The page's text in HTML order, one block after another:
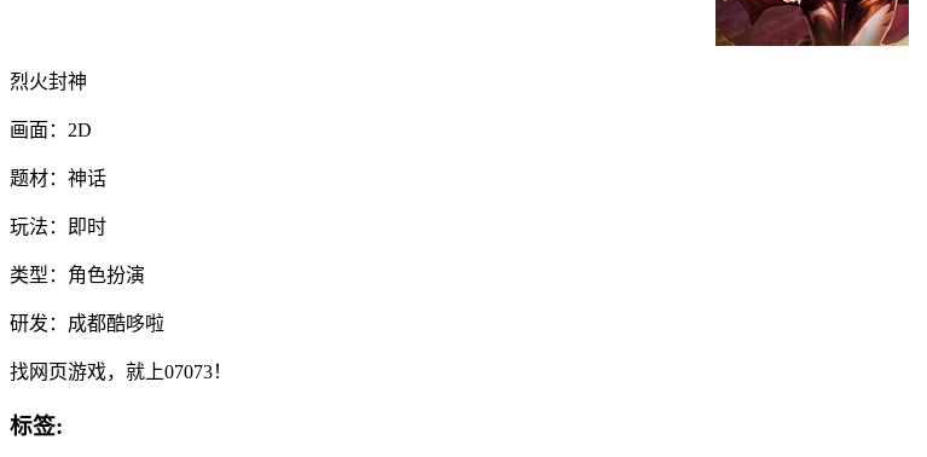
烈火封神
画面：2D
题材：神话
玩法：即时
类型：角色扮演
研发：成都酷哆啦
找网页游戏，就上07073！
标签: